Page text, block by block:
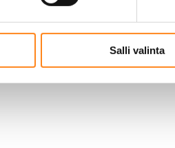
Salli valinta